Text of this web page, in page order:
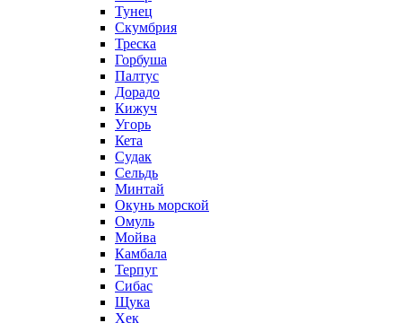
Тунец
Скумбрия
Треска
Горбуша
Палтус
Дорадо
Кижуч
Угорь
Кета
Судак
Сельдь
Минтай
Окунь морской
Омуль
Мойва
Камбала
Терпуг
Сибас
Щука
Хек